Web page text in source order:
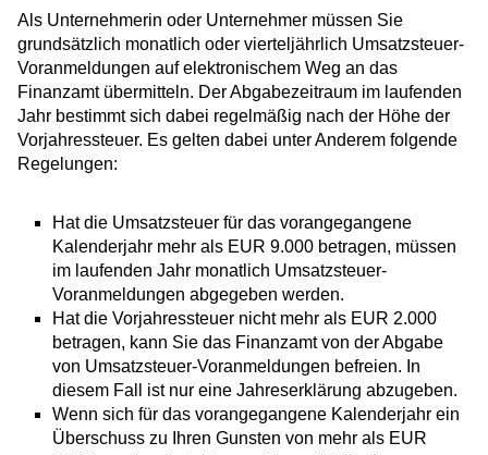
Als Unternehmerin oder Unternehmer müssen Sie
grundsätzlich monatlich oder vierteljährlich Umsatzsteuer-
Voranmeldungen auf elektronischem Weg an das
Finanzamt übermitteln. Der Abgabezeitraum im laufenden
Jahr bestimmt sich dabei regelmäßig nach der Höhe der
Vorjahressteuer. Es gelten dabei unter Anderem folgende
Regelungen:
Hat die Umsatzsteuer für das vorangegangene
Kalenderjahr mehr als EUR 9.000 betragen, müssen
im laufenden Jahr monatlich Umsatzsteuer-
Voranmeldungen abgegeben werden.
Hat die Vorjahressteuer nicht mehr als EUR 2.000
betragen, kann Sie das Finanzamt von der Abgabe
von Umsatzsteuer-Voranmeldungen befreien. In
diesem Fall ist nur eine Jahreserklärung abzugeben.
Wenn sich für das vorangegangene Kalenderjahr ein
Überschuss zu Ihren Gunsten von mehr als EUR